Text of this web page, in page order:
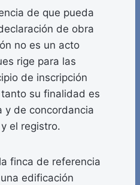
de que pueda
de obra
no es un acto
rige para las
de inscripción
su finalidad es
y de concordancia
el registro.
finca de referencia
edificación